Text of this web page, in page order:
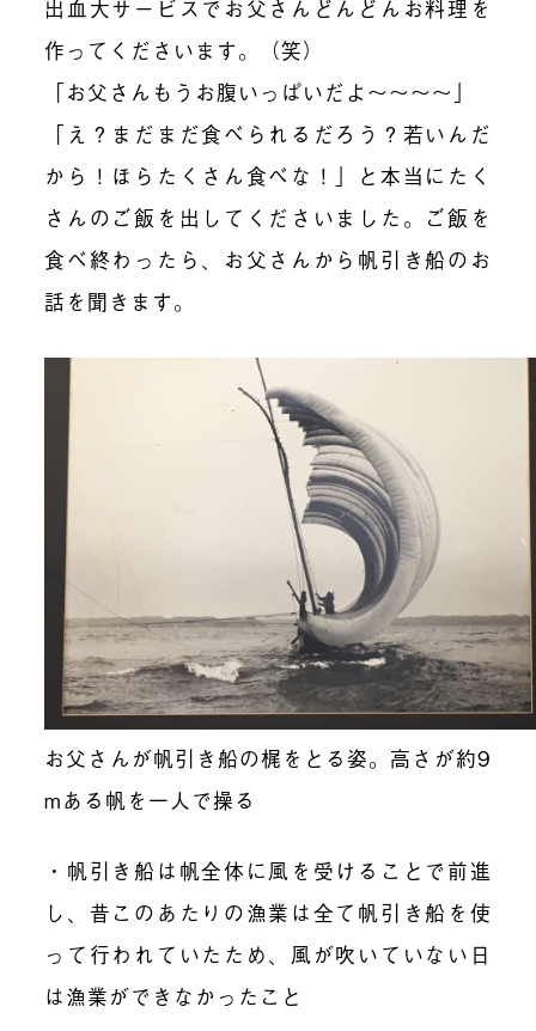
出血大サービスでお父さんどんどんお料理を
作ってくださいます。（笑）
「お父さんもうお腹いっぱいだよ〜〜〜〜」
「え？まだまだ食べられるだろう？若いんだ
から！ほらたくさん食べな！」と本当にたく
さんのご飯を出してくださいました。ご飯を
食べ終わったら、お父さんから帆引き船のお
話を聞きます。
お父さんが帆引き船の梶をとる姿。高さが約9
mある帆を一人で操る
・帆引き船は帆全体に風を受けることで前進
し、昔このあたりの漁業は全て帆引き船を使
って行われていたため、風が吹いていない日
は漁業ができなかったこと